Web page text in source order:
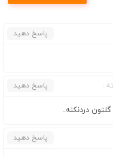
پاسخ دهید
پاسخ دهید
دردنکنه..
پاسخ دهید